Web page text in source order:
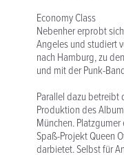
Economy Class
Nebenher erprobt
Angeles und studiert
nach Hamburg, zu
und mit der Punk-
Parallel dazu betreibt
Produktion des
München.
Spaß-Projekt Queen
darbietet. Selbst für